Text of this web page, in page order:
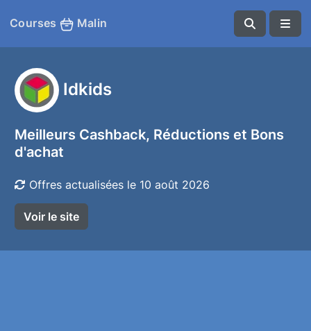
Courses Malin
Idkids
Meilleurs Cashback, Réductions et Bons
d'achat
Offres actualisées le 10 août 2026
Voir le site